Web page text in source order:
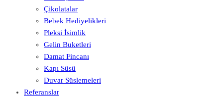
Çikolatalar
Bebek Hediyelikleri
Pleksi İsimlik
Gelin Buketleri
Damat Fincanı
Kapı Süsü
Duvar Süslemeleri
Referanslar